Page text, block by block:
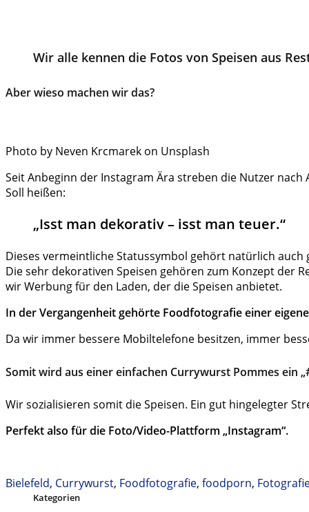
Wir alle kennen die Fotos von Speisen aus
Aber wieso machen wir das?
Photo by Neven Krcmarek on Unsplash
Seit Anbeginn der Instagram Ära streben die Nutzer
Soll heißen:
„Isst man dekorativ – isst man teuer.“
Dieses vermeintliche Statussymbol gehört natürlich auch
Die sehr dekorativen Speisen gehören zum Konzept der
wir Werbung für den Laden, der die Speisen anbietet.
In der Vergangenheit gehörte Foodfotografie einer
Da wir immer bessere Mobiltelefone besitzen, immer
Somit wird aus einer einfachen Currywurst Pommes ein
Wir sozialisieren somit die Speisen. Ein gut hingelegter
Perfekt also für die Foto/Video-Plattform „Instagram“.
Bielefeld, Currywurst, Foodfotografie, foodporn,
Kategorien